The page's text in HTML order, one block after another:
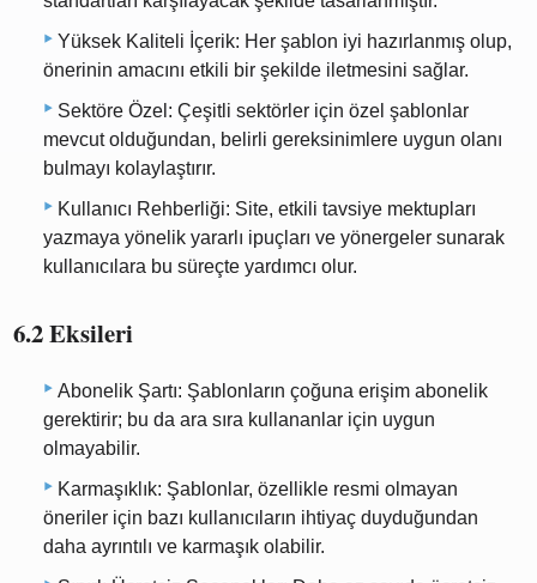
Yüksek Kaliteli İçerik: Her şablon iyi hazırlanmış olup,
önerinin amacını etkili bir şekilde iletmesini sağlar.
Sektöre Özel: Çeşitli sektörler için özel şablonlar
mevcut olduğundan, belirli gereksinimlere uygun olanı
bulmayı kolaylaştırır.
Kullanıcı Rehberliği: Site, etkili tavsiye mektupları
yazmaya yönelik yararlı ipuçları ve yönergeler sunarak
kullanıcılara bu süreçte yardımcı olur.
6.2 Eksileri
Abonelik Şartı: Şablonların çoğuna erişim abonelik
gerektirir; bu da ara sıra kullananlar için uygun
olmayabilir.
Karmaşıklık: Şablonlar, özellikle resmi olmayan
öneriler için bazı kullanıcıların ihtiyaç duyduğundan
daha ayrıntılı ve karmaşık olabilir.